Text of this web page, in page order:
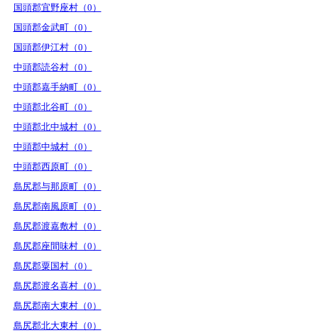
国頭郡宜野座村（0）
国頭郡金武町（0）
国頭郡伊江村（0）
中頭郡読谷村（0）
中頭郡嘉手納町（0）
中頭郡北谷町（0）
中頭郡北中城村（0）
中頭郡中城村（0）
中頭郡西原町（0）
島尻郡与那原町（0）
島尻郡南風原町（0）
島尻郡渡嘉敷村（0）
島尻郡座間味村（0）
島尻郡粟国村（0）
島尻郡渡名喜村（0）
島尻郡南大東村（0）
島尻郡北大東村（0）